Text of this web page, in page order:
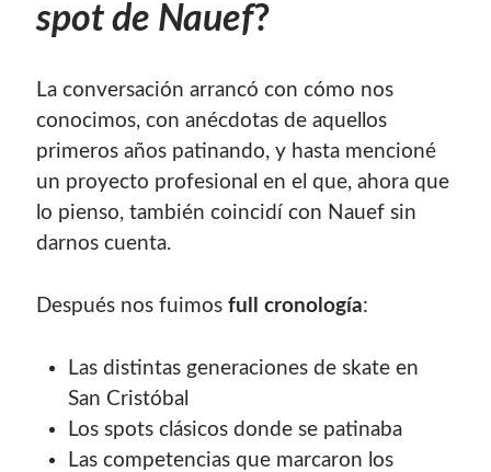
Si te gusta este sitio web o mi trabajo, puedes hacer una
spot de Nauef?
La conversación arrancó con cómo nos
conocimos, con anécdotas de aquellos
primeros años patinando, y hasta mencioné
un proyecto profesional en el que, ahora que
lo pienso, también coincidí con Nauef sin
darnos cuenta.
Después nos fuimosfull cronología:
Las distintas generaciones de skate en
San Cristóbal
Los spots clásicos donde se patinaba
Las competencias que marcaron los